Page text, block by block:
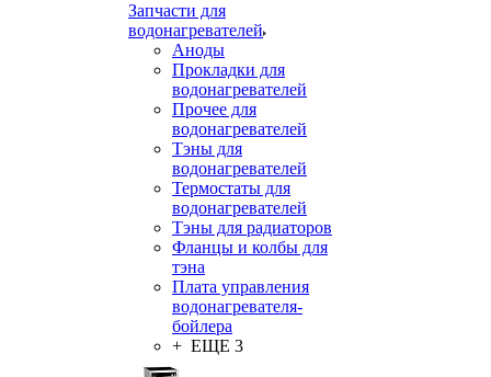
Запчасти для
водонагревателей
Аноды
Прокладки для
водонагревателей
Прочее для
водонагревателей
Тэны для
водонагревателей
Термостаты для
водонагревателей
Тэны для радиаторов
Фланцы и колбы для
тэна
Плата управления
водонагревателя-
бойлера
+ ЕЩЕ 3